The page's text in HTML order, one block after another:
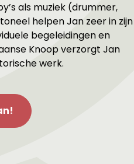
als muziek (drummer,
helpen Jan zeer in zijn
begeleidingen en
Knoop verzorgt Jan
werk.